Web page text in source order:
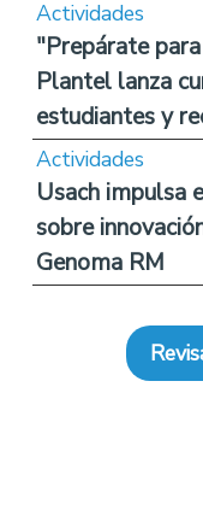
Actividades
"Prepárate
Plantel lanza
estudiantes y
Actividades
Usach impulsa
sobre
Genoma RM